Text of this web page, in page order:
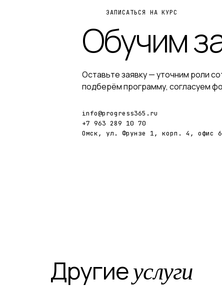
ЗАПИСАТЬСЯ НА КУРС
Обучим
Оставьте заявку — уточним роли
подберём программу, согласуем
info@progress365.ru
+7 963 289 10 70
Омск, ул. Фрунзе 1, корп. 4, офис
Другиеуслуги